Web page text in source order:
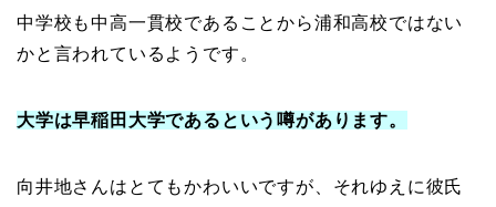
中学校も中高一貫校であることから浦和高校ではない
かと言われているようです。
大学は早稲田大学であるという噂があります。
向井地さんはとてもかわいいですが、それゆえに彼氏